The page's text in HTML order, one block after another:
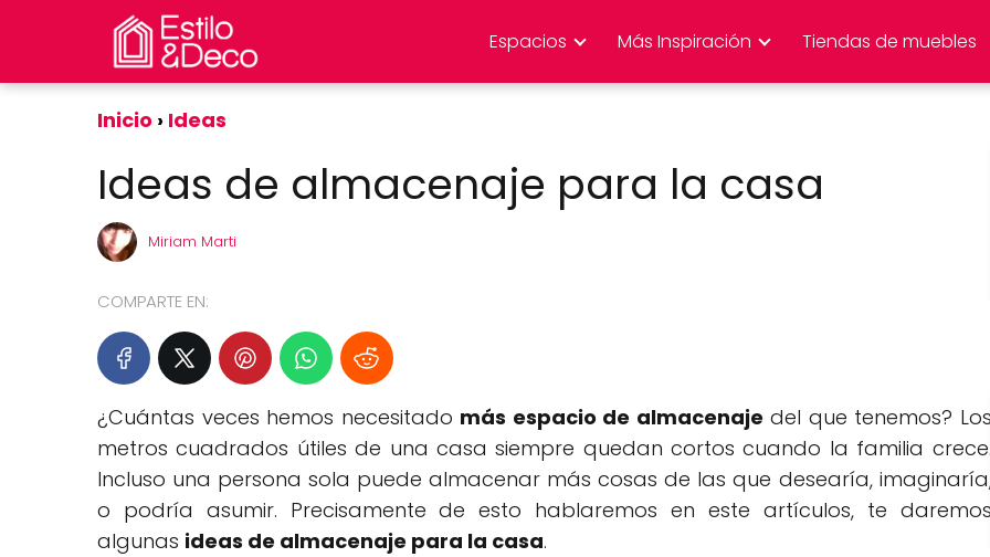
Espacios Más Inspiración Tiendas de muebles
Inicio Ideas
Ideas de almacenaje para la casa
Miriam Marti
COMPARTE EN:
¿Cuántas veces hemos necesitado más espacio de almacenaje del que tenemos? Los
metros cuadrados útiles de una casa siempre quedan cortos cuando la familia crece.
Incluso una persona sola puede almacenar más cosas de las que desearía,
o podría asumir. Precisamente de esto hablaremos en este artículos, te daremos
algunas ideas de almacenaje para la casa.